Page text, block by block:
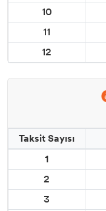
10
11
12
Taksit Sayısı
1
2
3